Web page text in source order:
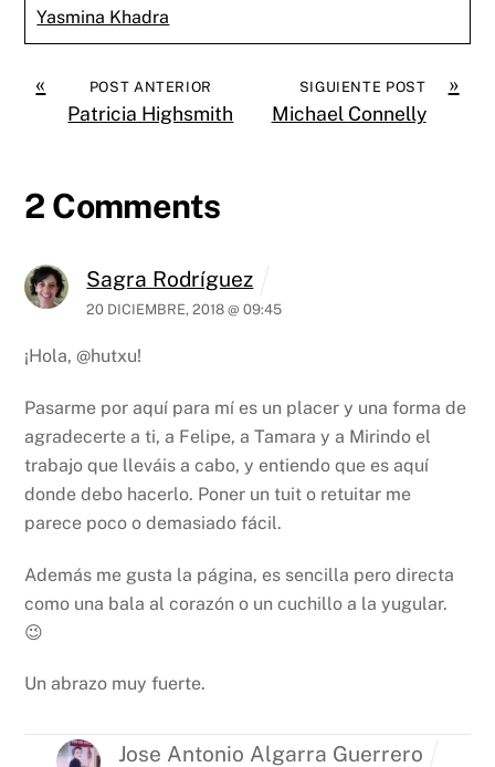
Yasmina Khadra
« POST ANTERIOR
Patricia Highsmith
»
SIGUIENTE POST
Michael Connelly
2 Comments
Sagra Rodríguez
20 DICIEMBRE, 2018 @ 09:45
¡Hola, @hutxu!
Pasarme por aquí para mí es un placer y una forma de
agradecerte a ti, a Felipe, a Tamara y a Mirindo el
trabajo que lleváis a cabo, y entiendo que es aquí
donde debo hacerlo. Poner un tuit o retuitar me
parece poco o demasiado fácil.
Además me gusta la página, es sencilla pero directa
como una bala al corazón o un cuchillo a la yugular.
😉
Un abrazo muy fuerte.
Jose Antonio Algarra Guerrero